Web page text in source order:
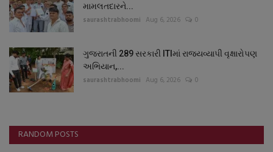
મામલતદારને...
saurashtrabhoomi Aug 6, 2026 0
ગુજરાતની 289 સરકારી ITIમાં રાજ્યવ્યાપી વૃક્ષારોપણ
અભિયાન,...
saurashtrabhoomi Aug 6, 2026 0
RANDOM POSTS